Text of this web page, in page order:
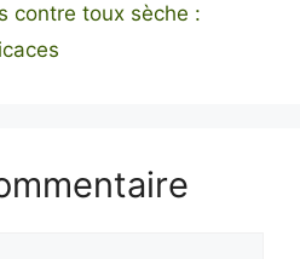
contre toux sèche :